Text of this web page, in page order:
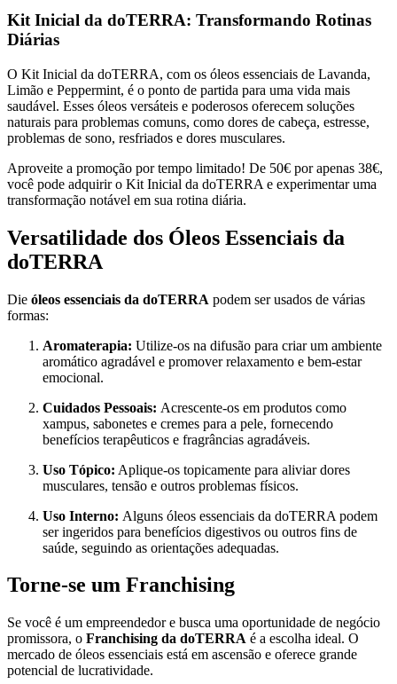
Kit Inicial da doTERRA: Transformando Rotinas
Diárias
O Kit Inicial da doTERRA, com os óleos essenciais de Lavanda,
Limão e Peppermint, é o ponto de partida para uma vida mais
saudável. Esses óleos versáteis e poderosos oferecem soluções
naturais para problemas comuns, como dores de cabeça, estresse,
problemas de sono, resfriados e dores musculares.
Aproveite a promoção por tempo limitado! De 50€ por apenas 38€,
você pode adquirir o Kit Inicial da doTERRA e experimentar uma
transformação notável em sua rotina diária.
Versatilidade dos Óleos Essenciais da
doTERRA
Die óleos essenciais da doTERRA podem ser usados de várias
formas:
Aromaterapia: Utilize-os na difusão para criar um ambiente
aromático agradável e promover relaxamento e bem-estar
emocional.
Cuidados Pessoais: Acrescente-os em produtos como
xampus, sabonetes e cremes para a pele, fornecendo
benefícios terapêuticos e fragrâncias agradáveis.
Uso Tópico: Aplique-os topicamente para aliviar dores
musculares, tensão e outros problemas físicos.
Uso Interno: Alguns óleos essenciais da doTERRA podem
ser ingeridos para benefícios digestivos ou outros fins de
saúde, seguindo as orientações adequadas.
Torne-se um Franchising
Se você é um empreendedor e busca uma oportunidade de negócio
promissora, o Franchising da doTERRA é a escolha ideal. O
mercado de óleos essenciais está em ascensão e oferece grande
potencial de lucratividade.